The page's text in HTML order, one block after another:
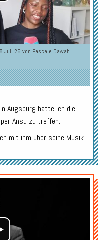
8.Juli 26 von Pascale Dawah
Augsburg hatte ich die
Ansu zu treffen.
mit ihm über seine Musik...
Audio-
Player